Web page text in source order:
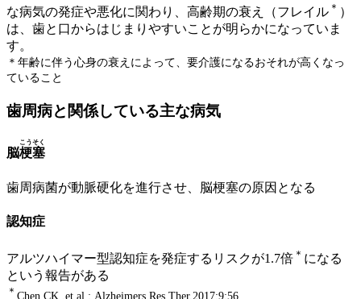
な病気の発症や悪化に関わり、高齢期の衰え（フレイル ＊ ）
は、歯と口からはじまりやすいことが明らかになっていま
す。
＊年齢に伴う心身の衰えによって、要介護になるおそれが高くなっ
ていること
歯周病と関係している主な病気
脳梗塞
こうそく
歯周病菌が動脈硬化を進行させ、脳梗塞の原因となる
認知症
アルツハイマー型認知症を発症するリスクが1.7倍 ＊ になる
という報告がある
＊ Chen CK ,et al : Alzheimers Res Ther.2017;9:56